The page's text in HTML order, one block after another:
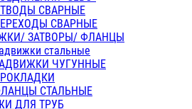
СВАРНЫЕ
СВАРНЫЕ
ЗАТВОРЫ/ ФЛАНЦЫ
стальные
ЧУГУННЫЕ
СТАЛЬНЫЕ
ДЛЯ ТРУБ